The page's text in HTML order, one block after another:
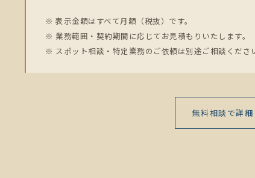
※ 表示金額はすべて月額（税抜）です。
※ 業務範囲・契約期間に応じてお見積もりいたします。
※ スポット相談・特定業務のご依頼は別途ご相談くださ
無料相談で詳